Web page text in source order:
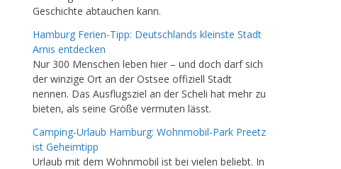
Geschichte abtauchen kann.
Hamburg Ferien-Tipp: Deutschlands kleinste Stadt
Arnis entdecken
Nur 300 Menschen leben hier – und doch darf sich
der winzige Ort an der Ostsee offiziell Stadt
nennen. Das Ausflugsziel an der Scheli hat mehr zu
bieten, als seine Größe vermuten lässt.
Camping-Urlaub Hamburg: Wohnmobil-Park Preetz
ist Geheimtipp
Urlaub mit dem Wohnmobil ist bei vielen beliebt. In